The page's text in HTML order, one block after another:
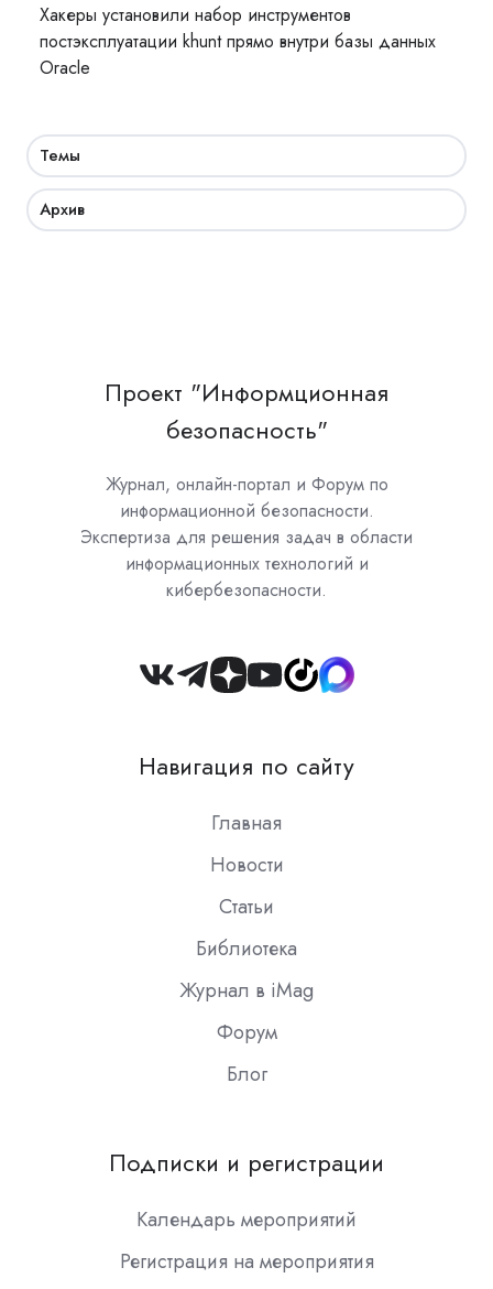
Хакеры установили набор инструментов
постэксплуатации khunt прямо внутри базы данных
Oracle
Темы
Архив
Проект "Информционная
безопасность"
Журнал, онлайн-портал и Форум по
информационной безопасности.
Экспертиза для решения задач в области
информационных технологий и
кибербезопасности.
Join
Slack
Навигация по сайту
Главная
Новости
Статьи
Библиотека
Журнал в iMag
Форум
Блог
Подписки и регистрации
Календарь мероприятий
Регистрация на мероприятия